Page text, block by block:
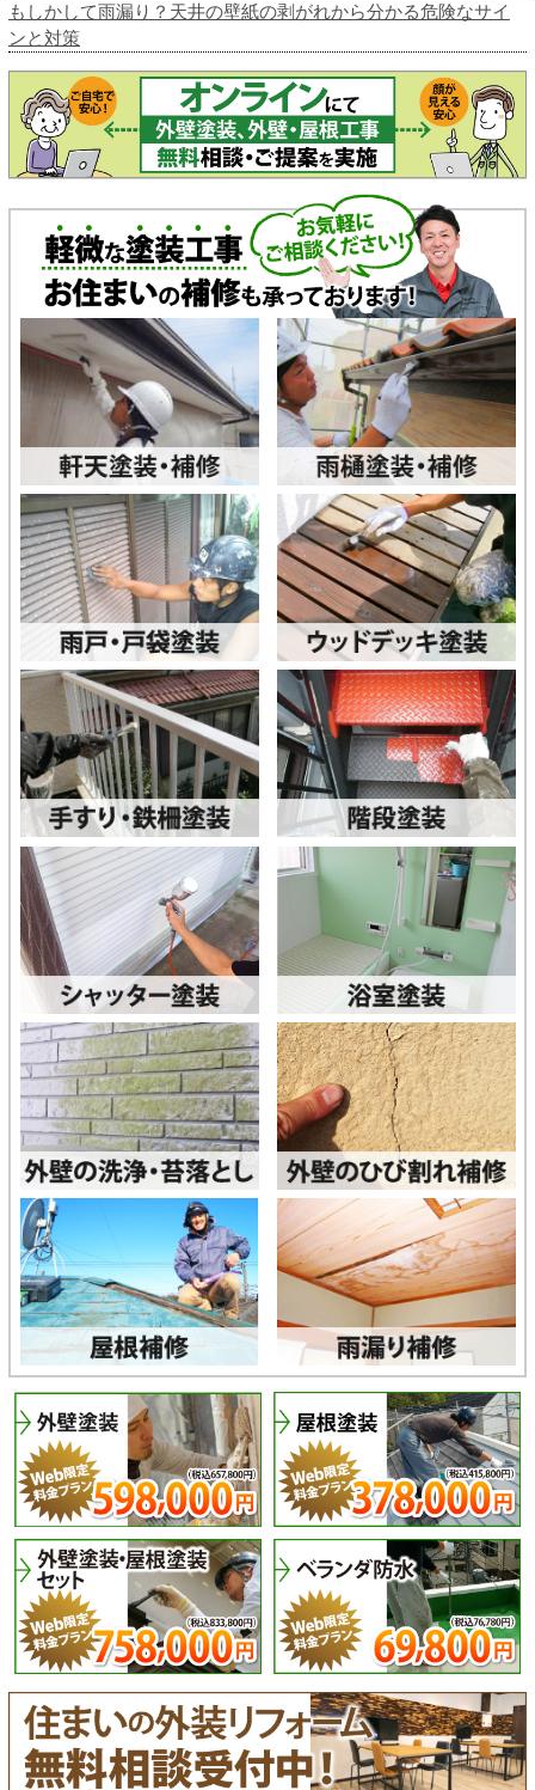
もしかして雨漏り？天井の壁紙の剥がれから分かる危険なサイ
ンと対策